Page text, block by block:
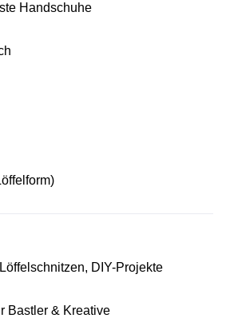
Handschuhe
DIY-Projekte
Bastler & Kreative